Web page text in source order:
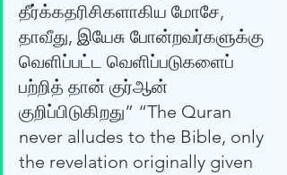
தீர்க்கதரிசிகளாகிய மோசே,
தாவீது, இயேசு போன்றவர்களுக்கு
வெளிப்பட்ட வெளிப்படுகளைப்
பற்றித் தான் குர்‍ஆன்
குறிப்பிடுகிறது” “The Quran
never alludes to the Bible, only
the revelation originally given